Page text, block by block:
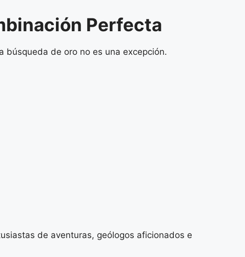
Perfecta
búsqueda de oro no es una excepción.
de aventuras, geólogos aficionados e